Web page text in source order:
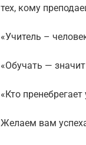
тех, кому
«Учитель –
«Обучать —
«Кто
Желаем вам